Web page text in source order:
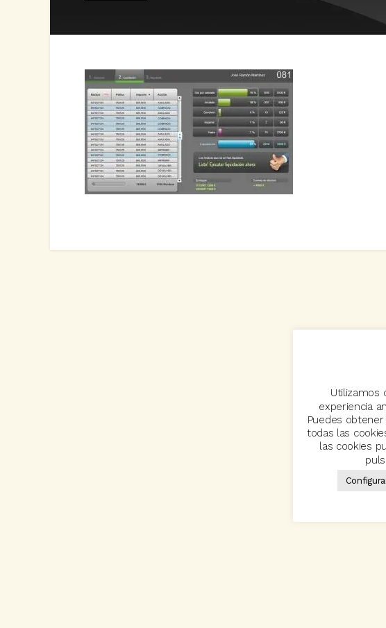
Utilizamos
experiencia
Puedes
todas las
las cookies